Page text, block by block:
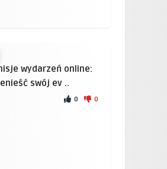
wydarzeń online:
swój ev ..
0 0